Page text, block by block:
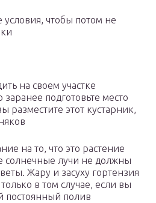
чтобы потом не
на своем участке
подготовьте место
разместите этот кустарник,
на то, что это растение
солнечные лучи не должны
Жару и засуху гортензия
в том случае, если вы
постоянный полив